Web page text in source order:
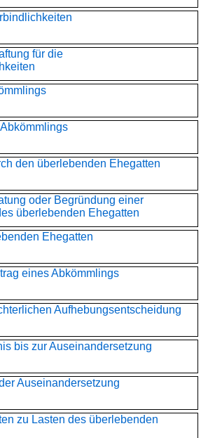
für die
den überlebenden Ehegatten
oder Begründung einer
überlebenden Ehegatten
Ehegatten
eines Abkömmlings
Aufhebungsentscheidung
bis zur Auseinandersetzung
Auseinandersetzung
zu Lasten des überlebenden